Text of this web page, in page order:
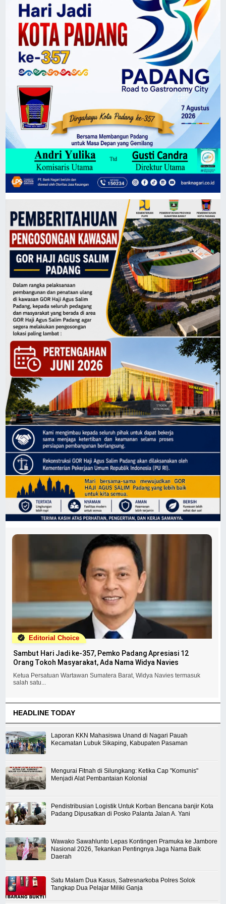
Editorial Choice
Sambut Hari Jadi ke-357, Pemko Padang Apresiasi 12
Orang Tokoh Masyarakat, Ada Nama Widya Navies
Ketua Persatuan Wartawan Sumatera Barat, Widya Navies termasuk
salah satu...
HEADLINE TODAY
Laporan KKN Mahasiswa Unand di Nagari Pauah
Kecamatan Lubuk Sikaping, Kabupaten Pasaman
Mengurai Fitnah di Silungkang: Ketika Cap "Komunis"
Menjadi Alat Pembantaian Kolonial
Pendistribusian Logistik Untuk Korban Bencana banjir Kota
Padang Dipusatkan di Posko Palanta Jalan A. Yani
Wawako Sawahlunto Lepas Kontingen Pramuka ke Jambore
Nasional 2026, Tekankan Pentingnya Jaga Nama Baik
Daerah
Satu Malam Dua Kasus, Satresnarkoba Polres Solok
Tangkap Dua Pelajar Miliki Ganja